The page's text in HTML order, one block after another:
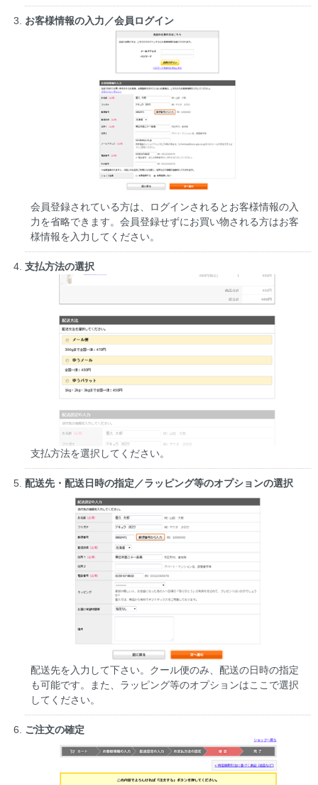
お客様情報の入力／会員ログイン
会員登録されている方は、ログインされるとお客様情報の入
力を省略できます。会員登録せずにお買い物される方はお客
様情報を入力してください。
支払方法の選択
支払方法を選択してください。
配送先・配送日時の指定／ラッピング等のオプションの選択
配送先を入力して下さい。クール便のみ、配送の日時の指定
も可能です。また、ラッピング等のオプションはここで選択
してください。
ご注文の確定